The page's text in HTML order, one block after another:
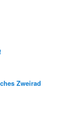
Zweirad